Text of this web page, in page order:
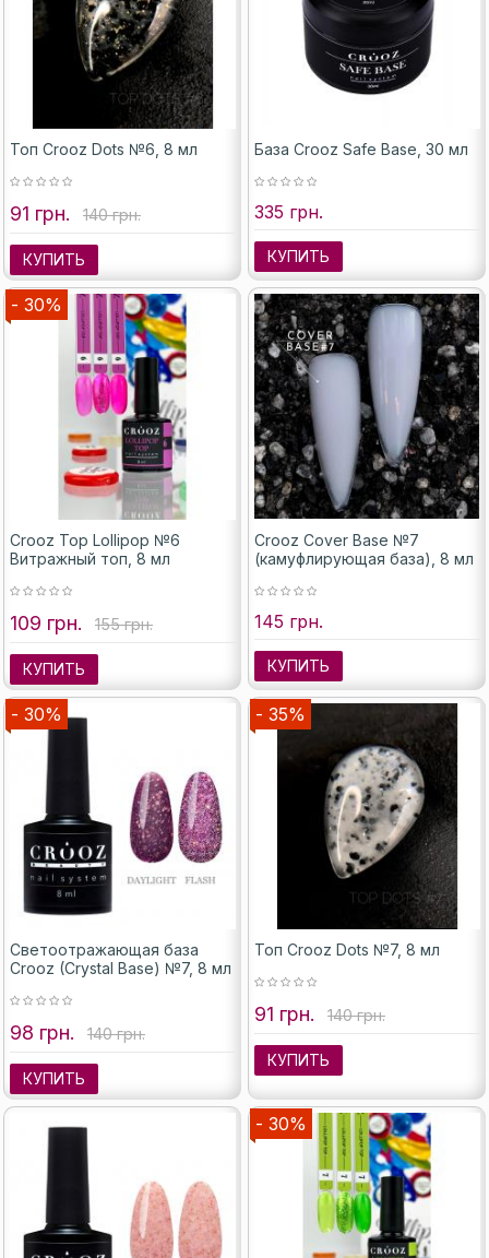
Топ Crooz Dots №6, 8 мл
91 грн. 140 грн.
КУПИТЬ
База Crooz Safe Base, 30 мл
335 грн.
КУПИТЬ
- 30%
Crooz Top Lollipop №6
Витражный топ, 8 мл
109 грн. 155 грн.
КУПИТЬ
Crooz Cover Base №7
(камуфлирующая база), 8 мл
145 грн.
КУПИТЬ
- 30%
Светоотражающая база
Crooz (Crystal Base) №7, 8 мл
98 грн. 140 грн.
КУПИТЬ
- 35%
Топ Crooz Dots №7, 8 мл
91 грн. 140 грн.
КУПИТЬ
- 30%